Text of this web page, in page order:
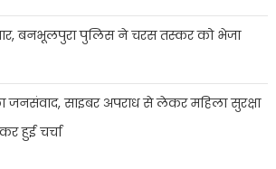
बनभूलपुरा पुलिस ने चरस तस्कर को भेजा
जनसंवाद, साइबर अपराध से लेकर महिला सुरक्षा
हुई चर्चा